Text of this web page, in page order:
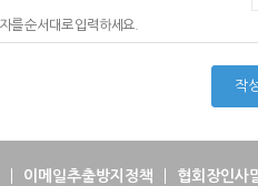
를 순서대로 입력하세요.
이메일추출방지정책 협회장인사